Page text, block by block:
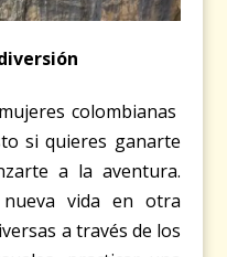
colombianas
si quieres ganarte
a la aventura.
vida en otra
a través de los